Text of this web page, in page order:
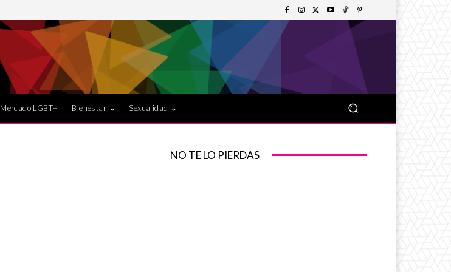
Mercado LGBT+ Bienestar Sexualidad
NO TE LO PIERDAS